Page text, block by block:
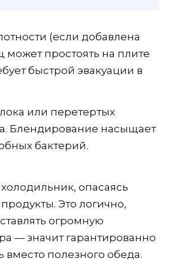
(если добавлена
может простоять на плите
быстрой эвакуации в
или перетертых
Блендирование насыщает
бактерий.
опасаясь
Это логично,
огромную
— значит гарантированно
вместо полезного обеда.